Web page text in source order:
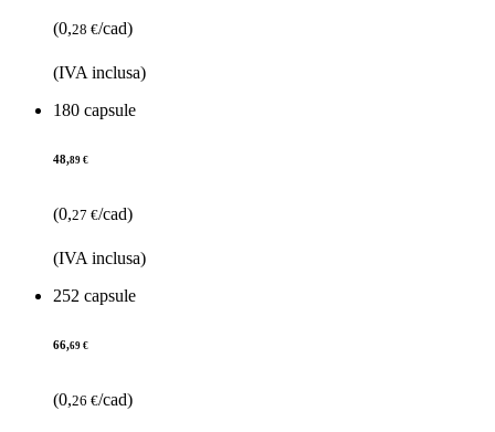
(0,28 €/cad)
(IVA inclusa)
180 capsule
48,89 €
(0,27 €/cad)
(IVA inclusa)
252 capsule
66,69 €
(0,26 €/cad)